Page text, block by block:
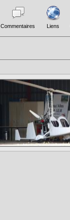
Commentaires Liens